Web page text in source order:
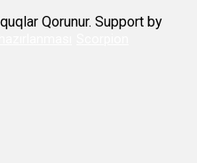
Qorunur. Support by